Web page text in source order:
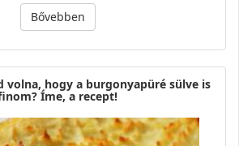
Bővebben
volna, hogy a burgonyapüré sülve is
Íme, a recept!